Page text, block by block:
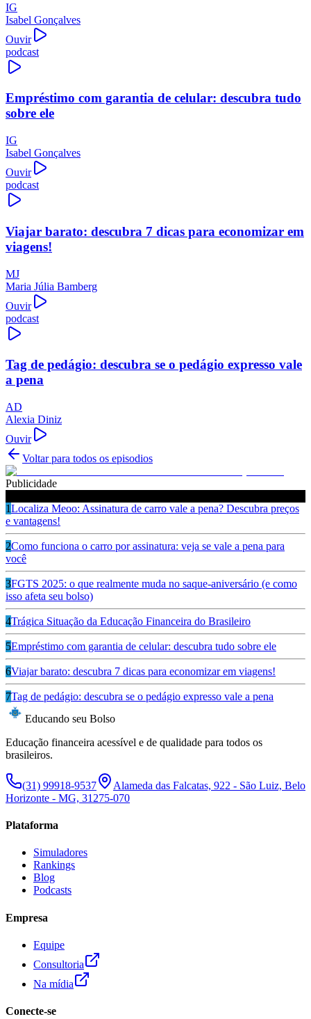
IG
Isabel Gonçalves
Ouvir
podcast
Empréstimo com garantia de celular: descubra tudo
sobre ele
IG
Isabel Gonçalves
Ouvir
podcast
Viajar barato: descubra 7 dicas para economizar em
viagens!
MJ
Maria Júlia Bamberg
Ouvir
podcast
Tag de pedágio: descubra se o pedágio expresso vale
a pena
AD
Alexia Diniz
Ouvir
Voltar para todos os episodios
Publicidade
1Localiza Meoo: Assinatura de carro vale a pena? Descubra preços
e vantagens!
2Como funciona o carro por assinatura: veja se vale a pena para
você
3FGTS 2025: o que realmente muda no saque-aniversário (e como
isso afeta seu bolso)
4Trágica Situação da Educação Financeira do Brasileiro
5Empréstimo com garantia de celular: descubra tudo sobre ele
6Viajar barato: descubra 7 dicas para economizar em viagens!
7Tag de pedágio: descubra se o pedágio expresso vale a pena
Educando seu Bolso
Educação financeira acessível e de qualidade para todos os
brasileiros.
(31) 99918-9537
Alameda das Falcatas, 922 - São Luiz, Belo
Horizonte - MG, 31275-070
Plataforma
Simuladores
Rankings
Blog
Podcasts
Empresa
Equipe
Consultoria
Na mídia
Conecte-se